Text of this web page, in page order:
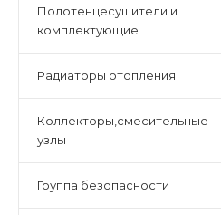
Полотенцесушители и
комплектующие
Радиаторы отопления
Коллекторы,смесительные
узлы
Группа безопасности